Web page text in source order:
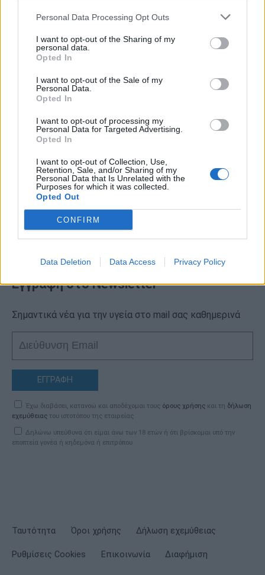
Personal Data Processing Opt Outs
I want to opt-out of the Sharing of my
personal data.
Opted In
I want to opt-out of the Sale of my
Personal Data.
Opted In
I want to opt-out of processing my
Personal Data for Targeted Advertising.
Opted In
I want to opt-out of Collection, Use,
Retention, Sale, and/or Sharing of my
Personal Data that Is Unrelated with the
Purposes for which it was collected.
Opted Out
CONFIRM
Data Deletion Data Access Privacy Policy
Έτσι θα καθαρίσετε το πλυντήριο
ρούχων και πιάτων
Οι πλύσεις σε χαμηλές θερμοκρασίες και ειδικά με
υγρά απορρυπαντικά ευνοούν τη δημιουργία μικροβίων
και μυρωδιάς στα πλυντήρια ρούχων και…
Εγγραφή στο Newsletter
Σημαντικά νέα για την υγεία στο mail σας καθημερινά
ΕΓΓΡΑΦΗ
Έχω διαβάσει, κατανοώ και αποδέχομαι τους όρους χρήσης και τη δήλωση
εχεμύθειας του ιστοτόπου της εταιρείας
Δηλώνω υπεύθυνα ότι είμαι άνω των 18 ετών ή ότι βρίσκομαι υπό την
εποπτεία γονέα ή κηδεμόνα ή επιτρόπου
Ταυτότητα Όροι χρήσης Δήλωση εχεμύθειας
Ρυθμίσεις Cookies Επικοινωνία Διαφήμιση